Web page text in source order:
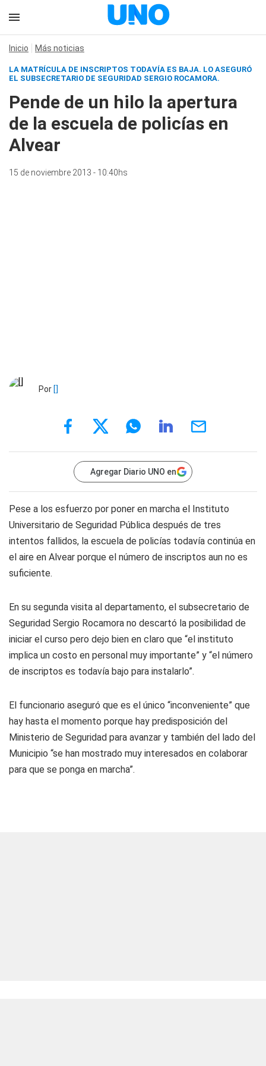
Inicio Más noticias
LA MATRÍCULA DE INSCRIPTOS TODAVÍA ES BAJA. LO ASEGURÓ
EL SUBSECRETARIO DE SEGURIDAD SERGIO ROCAMORA.
Pende de un hilo la apertura
de la escuela de policías en
Alvear
15 de noviembre 2013 - 10:40hs
Por []
Agregar Diario UNO en
Pese a los esfuerzo por poner en marcha el Instituto
Universitario de Seguridad Pública después de tres
intentos fallidos, la escuela de policías todavía continúa en
el aire en Alvear porque el número de inscriptos aun no es
suficiente.
En su segunda visita al departamento, el subsecretario de
Seguridad Sergio Rocamora no descartó la posibilidad de
iniciar el curso pero dejo bien en claro que “el instituto
implica un costo en personal muy importante” y “el número
de inscriptos es todavía bajo para instalarlo”.
El funcionario aseguró que es el único “inconveniente” que
hay hasta el momento porque hay predisposición del
Ministerio de Seguridad para avanzar y también del lado del
Municipio “se han mostrado muy interesados en colaborar
para que se ponga en marcha”.